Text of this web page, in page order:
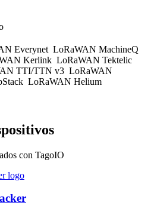
Everynet LoRaWAN MachineQ
Kerlink LoRaWAN Tektelic
TTI/TTN v3 LoRaWAN
LoRaWAN Helium
con TagoIO